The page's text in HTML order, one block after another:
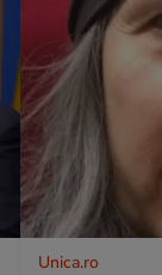
Unica.ro